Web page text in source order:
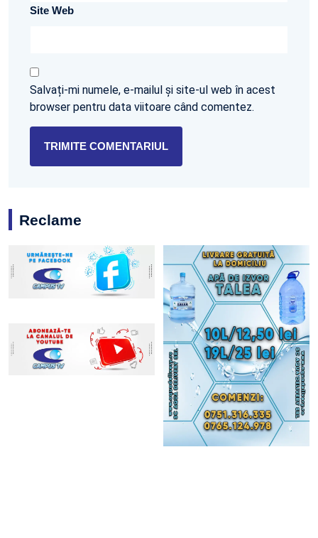
Site Web
Salvați-mi numele, e-mailul și site-ul web în acest
browser pentru data viitoare când comentez.
Reclame